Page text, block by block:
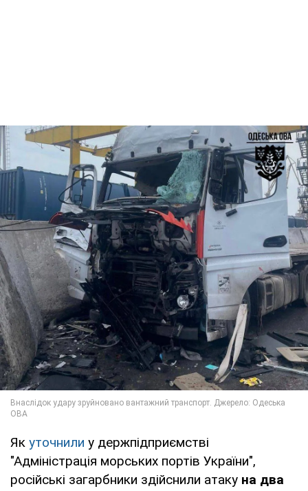
Як уточнили у держпідприємстві
"Адміністрація морських портів України",
російські загарбники здійснили атаку на два